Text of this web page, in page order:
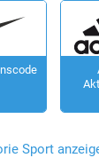
Sport